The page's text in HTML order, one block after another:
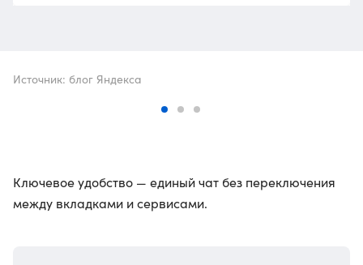
Источник: блог Яндекса
Ключевое удобство — единый чат без переключения
между вкладками и сервисами.